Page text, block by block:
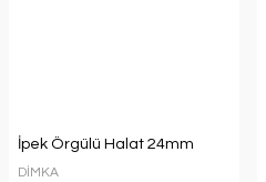
İpek Örgülü Halat 24mm
DİMKA